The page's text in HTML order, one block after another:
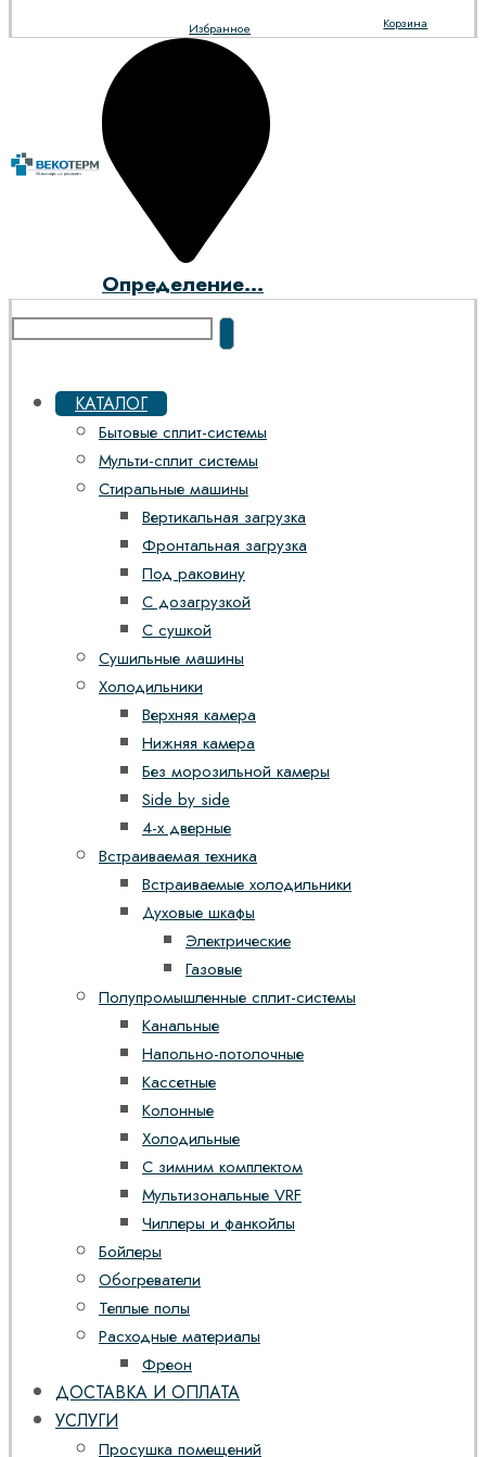
Корзина
Избранное
Определение...
КАТАЛОГ
Бытовые сплит-системы
Мульти-сплит системы
Стиральные машины
Вертикальная загрузка
Фронтальная загрузка
Под раковину
С дозагрузкой
С сушкой
Сушильные машины
Холодильники
Верхняя камера
Нижняя камера
Без морозильной камеры
Side by side
4-х дверные
Встраиваемая техника
Встраиваемые холодильники
Духовые шкафы
Электрические
Газовые
Полупромышленные сплит-системы
Канальные
Напольно-потолочные
Кассетные
Колонные
Холодильные
С зимним комплектом
Мультизональные VRF
Чиллеры и фанкойлы
Бойлеры
Обогреватели
Теплые полы
Расходные материалы
Фреон
ДОСТАВКА И ОПЛАТА
УСЛУГИ
Просушка помещений